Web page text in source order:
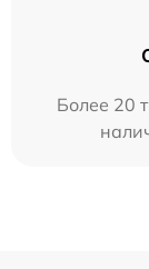
Более 20